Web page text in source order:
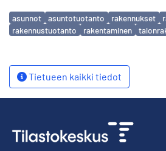
Avainsanat
asunnot asuntotuotanto rakennukset
rakennustuotanto
rakentaminen
Tietueen kaikki tiedot